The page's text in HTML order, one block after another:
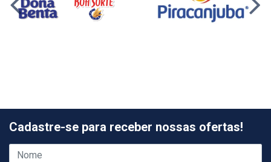
Cadastre-se para receber nossas ofertas!